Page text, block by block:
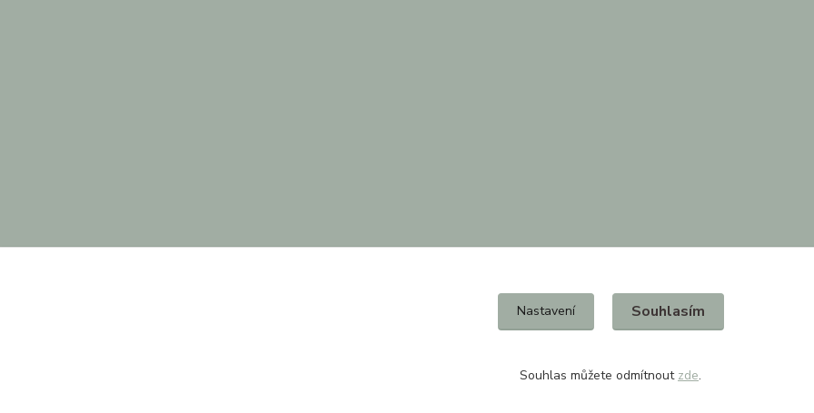
Nastavení Souhlasím
Souhlas můžete odmítnout zde.